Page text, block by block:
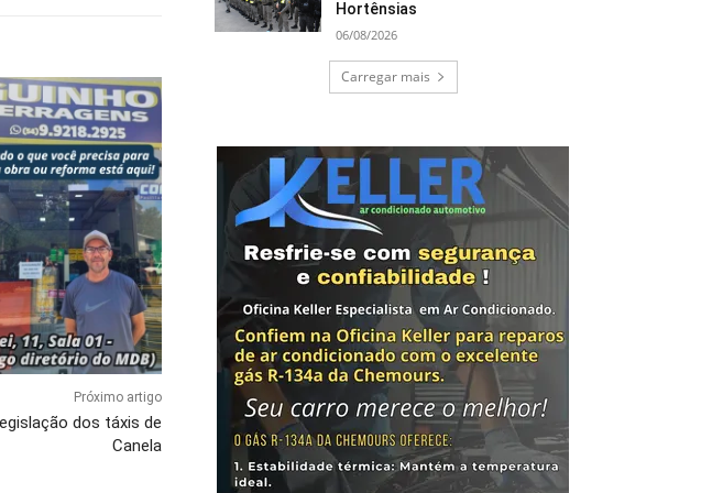
Próximo artigo
dos táxis de
Canela
Hortênsias
06/08/2026
Carregar mais